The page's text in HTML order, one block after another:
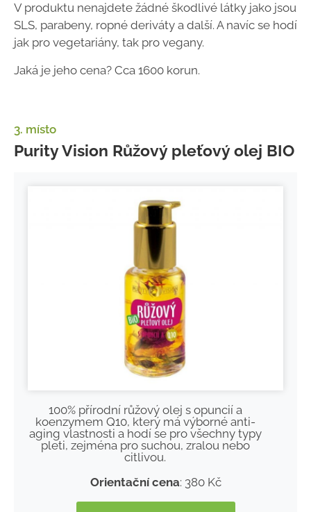
V produktu nenajdete žádné škodlivé látky jako jsou
SLS, parabeny, ropné deriváty a další. A navíc se hodí
jak pro vegetariány, tak pro vegany.
Jaká je jeho cena? Cca 1600 korun.
3. místo
Purity Vision Růžový pleťový olej BIO
100% přírodní růžový olej s opuncií a
koenzymem Q10, který má výborné anti-
aging vlastnosti a hodí se pro všechny typy
pleti, zejména pro suchou, zralou nebo
citlivou.
Orientační cena: 380 Kč